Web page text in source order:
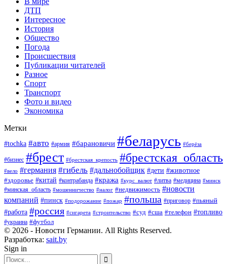
ДТП
Интересное
История
Общество
Погода
Происшествия
Публикации читателей
Разное
Спорт
Транспорт
Фото и видео
Экономика
Метки
#tochka #авто #армия #барановичи #беларусь #берёза
#бизнес #брест #брестская_крепость #брестская_область
#вело #германия #гибель #дальнобойщик #дети #животное
#здоровье #китай #контрабанда #кража #курс_валют #литва #медицина #минск
#минская_область #мошенничество #налог #недвижимость #новости
компаний #пинск #подорожание #пожар #польша #приговор #пьяный
#работа #россия #сигарета #строительство #суд #сша #телефон #топливо
#украина #футбол
© 2026 - Новости Германии. All Rights Reserved.
Разработка: sait.by
Sign in